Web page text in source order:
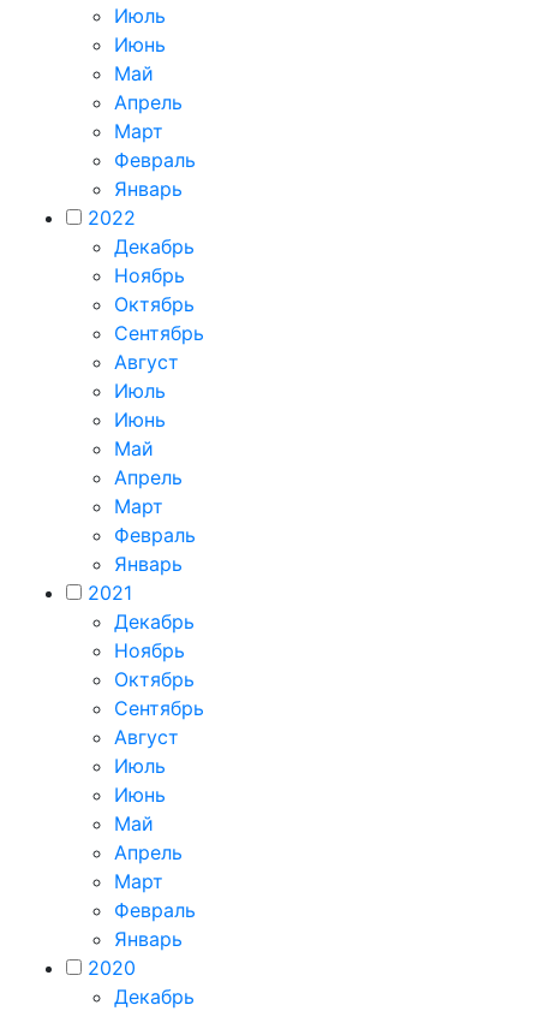
Июль
Июнь
Май
Апрель
Март
Февраль
Январь
2022
Декабрь
Ноябрь
Октябрь
Сентябрь
Август
Июль
Июнь
Май
Апрель
Март
Февраль
Январь
2021
Декабрь
Ноябрь
Октябрь
Сентябрь
Август
Июль
Июнь
Май
Апрель
Март
Февраль
Январь
2020
Декабрь